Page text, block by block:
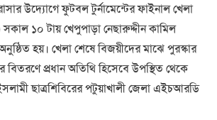
উদ্যোগে ফুটবল টুর্নামেন্টের ফাইনাল খেলা
সকাল ১০ টায় খেপুপাড়া নেছারুদ্দীন কামিল
হয়। খেলা শেষে বিজয়ীদের মাঝে পুরস্কার
বিতরণে প্রধান অতিথি হিসেবে উপস্থিত থেকে
ছাত্রশিবিরের পটুয়াখালী জেলা এইচআরডি